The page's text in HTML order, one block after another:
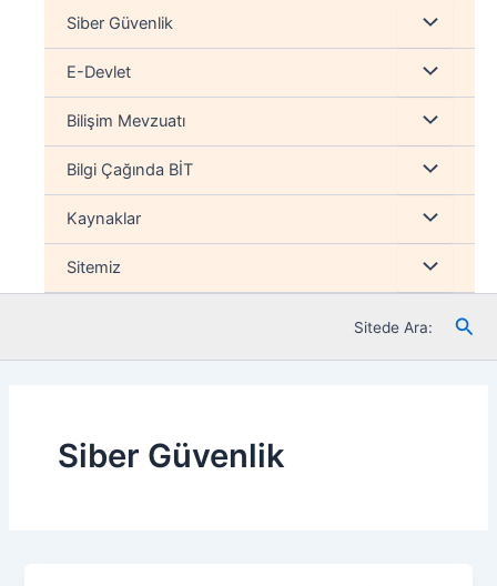
Siber Güvenlik Menu
düğmesi
E-Devlet Menu
düğmesi
Bilişim Mevzuatı Menu
düğmesi
Bilgi Çağında BİT Menu
düğmesi
Kaynaklar Menu
düğmesi
Sitemiz Menu
düğmesi
Sitede Ara:
Siber Güvenlik